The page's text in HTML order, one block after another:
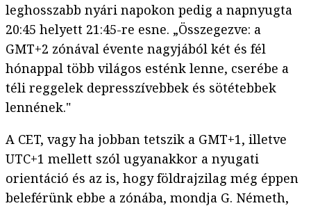
leghosszabb nyári napokon pedig a napnyugta
20:45 helyett 21:45-re esne. „Összegezve: a
GMT+2 zónával évente nagyjából két és fél
hónappal több világos esténk lenne, cserébe a
téli reggelek depresszívebbek és sötétebbek
lennének."
A CET, vagy ha jobban tetszik a GMT+1, illetve
UTC+1 mellett szól ugyanakkor a nyugati
orientáció és az is, hogy földrajzilag még éppen
beleférünk ebbe a zónába, mondja G. Németh,